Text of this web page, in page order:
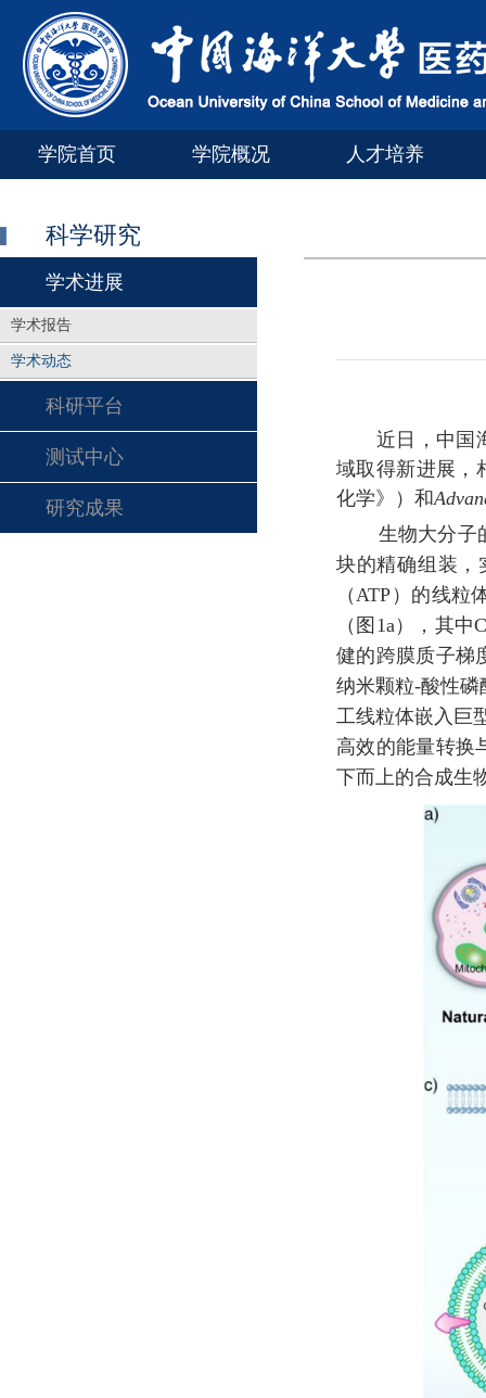
学院首页 学院概况 人才培养
科学研究
学术进展
学术报告
学术动态
科研平台
测试中心
研究成果
近日，中国海
域取得新进展，
化学》）和
生物大分子
块的精确组装，
（ATP）的线
（图1a） ，其中
健的跨膜质子梯
纳米颗粒-酸性磷
工线粒体嵌入巨
高效的能量转换
下而上的合成生